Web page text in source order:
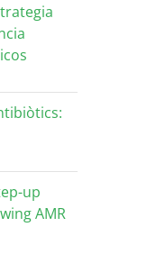
up
AMR